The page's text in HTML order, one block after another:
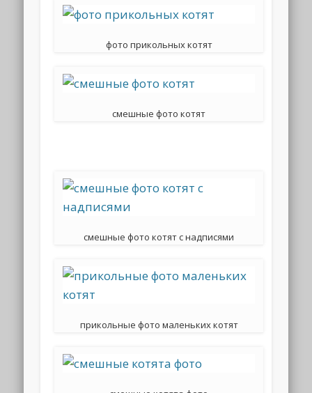
фото прикольных котят
смешные фото котят
смешные фото котят с надписями
прикольные фото маленьких котят